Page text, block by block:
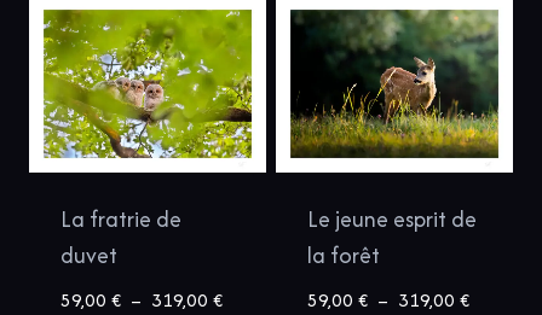
59,00 €
à
319,00 €
La fratrie de
duvet
59,00 € – 319,00 €Plage
Le jeune esprit de
la forêt
59,00 € – 319,00 €Plage